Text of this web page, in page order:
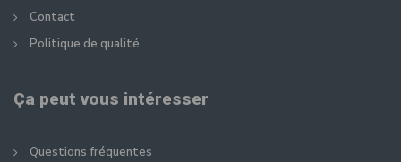
Contact
Politique de qualité
Ça peut vous intéresser
Questions fréquentes